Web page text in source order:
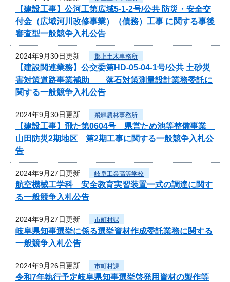
【建設工事】公河工第広域5-1-2号/公共 防災・安全交
付金（広域河川改修事業）（債務）工事 に関する事後
審査型一般競争入札公告
2024年9月30日更新 郡上土木事務所
【建設関連業務】公交委第HD-05-04-1号/公共 土砂災
害対策道路事業補助 落石対策測量設計業務委託に
関する一般競争入札公告
2024年9月30日更新 飛騨農林事務所
【建設工事】飛た第0604号 県営ため池等整備事業
山田防災2期地区 第2期工事に関する一般競争入札公
告
2024年9月27日更新 岐阜工業高等学校
航空機械工学科 安全教育実習装置一式の調達に関す
る一般競争入札公告
2024年9月27日更新 市町村課
岐阜県知事選挙に係る選挙資材作成委託業務に関する
一般競争入札公告
2024年9月26日更新 市町村課
令和7年執行予定岐阜県知事選挙啓発用資材の製作等